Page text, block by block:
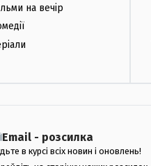
на вечір
Email - розсилка
в курсі всіх новин і оновлень!